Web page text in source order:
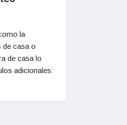
la
de casa o
de casa lo
adicionales: